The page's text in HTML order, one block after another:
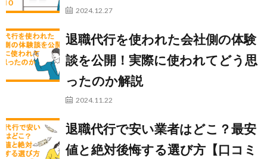
2024.12.27
退職代行を使われた会社側の体験
談を公開！実際に使われてどう思
ったのか解説
2024.11.22
退職代行で安い業者はどこ？最安
値と絶対後悔する選び方【口コミ